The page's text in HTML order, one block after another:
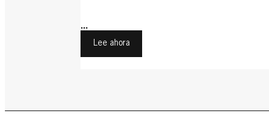
...
Lee ahora